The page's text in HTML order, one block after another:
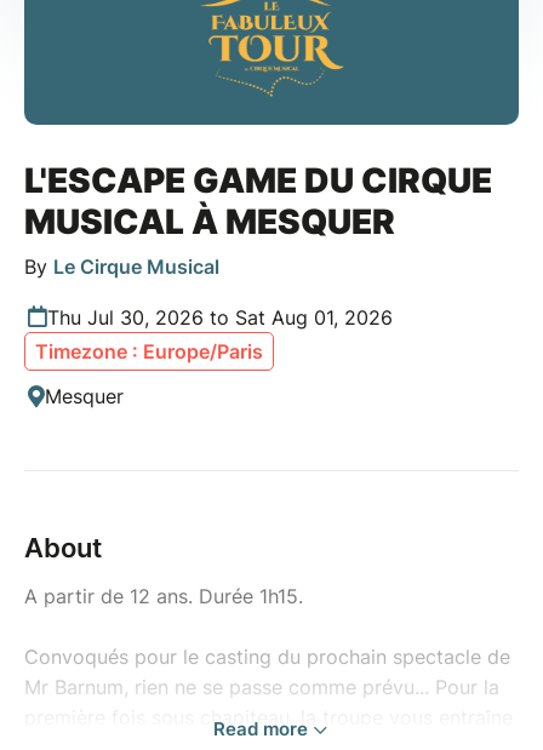
L'ESCAPE GAME DU CIRQUE
MUSICAL À MESQUER
By Le Cirque Musical
Thu Jul 30, 2026 to Sat Aug 01, 2026
Timezone : Europe/Paris
Mesquer
About
A partir de 12 ans. Durée 1h15.
Convoqués pour le casting du prochain spectacle de
Mr Barnum, rien ne se passe comme prévu... Pour la
première fois sous chapiteau, la troupe vous entraîne
Read more